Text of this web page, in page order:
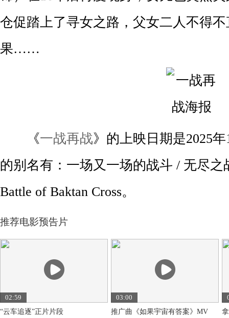
仓促踏上了寻女之路，父女二人不得
果……
《一战再战》的上映日期是2025
的别名有：一场又一场的战斗 / 无尽之
Battle of Baktan Cross‎。
推荐电影预告片
02:59
“云车追逐”正片片段
03:00
推广曲《如果宇宙有答案》MV